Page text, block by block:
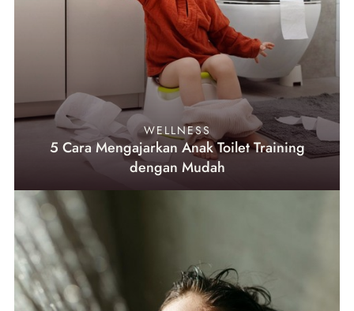
WELLNESS
5 Cara Mengajarkan Anak Toilet Training
dengan Mudah